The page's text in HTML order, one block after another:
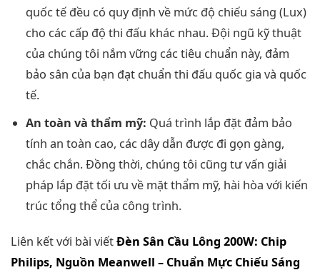
quốc tế đều có quy định về mức độ chiếu sáng (Lux)
cho các cấp độ thi đấu khác nhau. Đội ngũ kỹ thuật
của chúng tôi nắm vững các tiêu chuẩn này, đảm
bảo sân của bạn đạt chuẩn thi đấu quốc gia và quốc
tế.
An toàn và thẩm mỹ: Quá trình lắp đặt đảm bảo
tính an toàn cao, các dây dẫn được đi gọn gàng,
chắc chắn. Đồng thời, chúng tôi cũng tư vấn giải
pháp lắp đặt tối ưu về mặt thẩm mỹ, hài hòa với kiến
trúc tổng thể của công trình.
Liên kết với bài viếtĐèn Sân Cầu Lông 200W: Chip
Philips, Nguồn Meanwell – Chuẩn Mực Chiếu Sáng